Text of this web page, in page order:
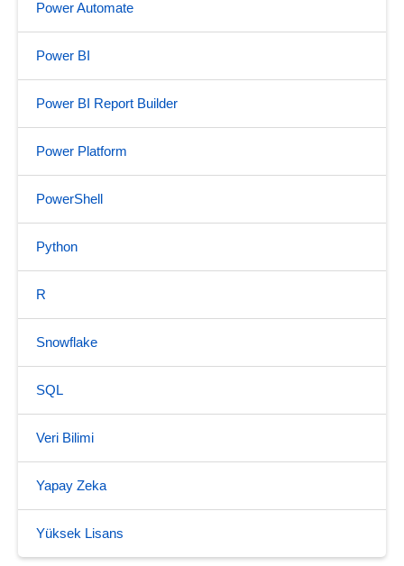
Power Automate
Power BI
Power BI Report Builder
Power Platform
PowerShell
Python
R
Snowflake
SQL
Veri Bilimi
Yapay Zeka
Yüksek Lisans